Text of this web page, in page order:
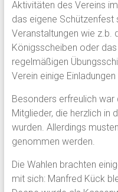
Aktivitäten des Vereins
das eigene Schützenfest
Veranstaltungen wie z.b.
Königsscheiben oder
regelmäßigen
Verein einige
Besonders erfreulich war
Mitglieder, die herzlich in
wurden. Allerdings
genommen werden.
Die Wahlen brachten
mit sich: Manfred Kück